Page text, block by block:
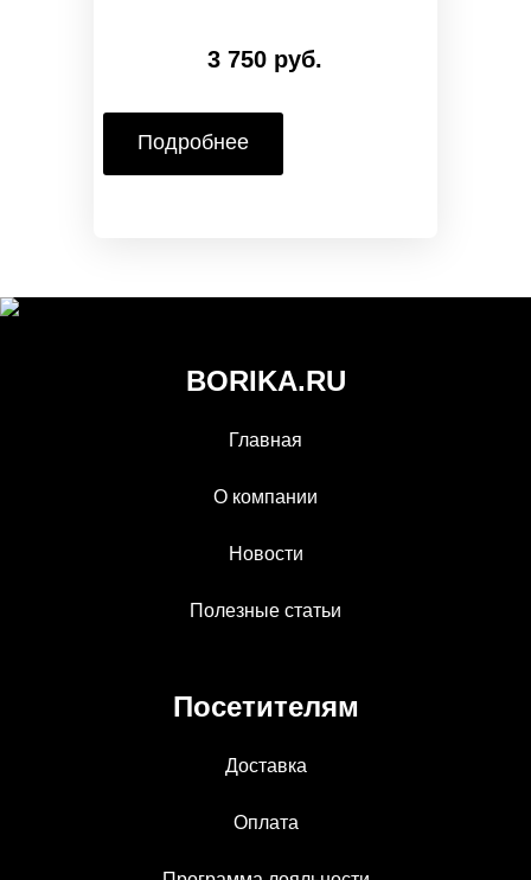
3 750 руб.
Подробнее
BORIKA.RU
Главная
О компании
Новости
Полезные статьи
Посетителям
Доставка
Оплата